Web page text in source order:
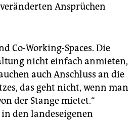
Ansprüchen
Co-Working-Spaces. Die
nicht einfach anmieten,
auch Anschluss an die
das geht nicht, wenn man
der Stange mietet.“
den landeseigenen